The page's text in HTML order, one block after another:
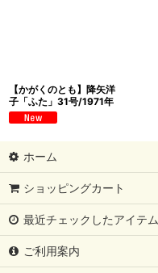
【かがくのとも】降矢洋
子「ふた」31号/1971年
ホーム
ショッピングカート
最近チェックしたアイテム
ご利用案内